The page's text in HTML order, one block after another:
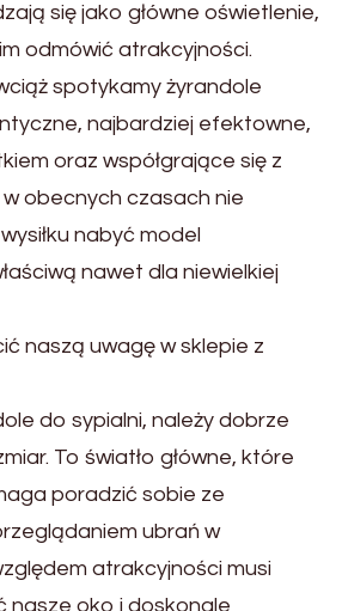
się jako główne oświetlenie,
odmówić atrakcyjności.
spotykamy żyrandole
najbardziej efektowne,
oraz współgrające się z
w obecnych czasach nie
nabyć model
nawet dla niewielkiej
naszą uwagę w sklepie z
do sypialni, należy dobrze
To światło główne, które
poradzić sobie ze
ubrań w
atrakcyjności musi
nasze oko i doskonale